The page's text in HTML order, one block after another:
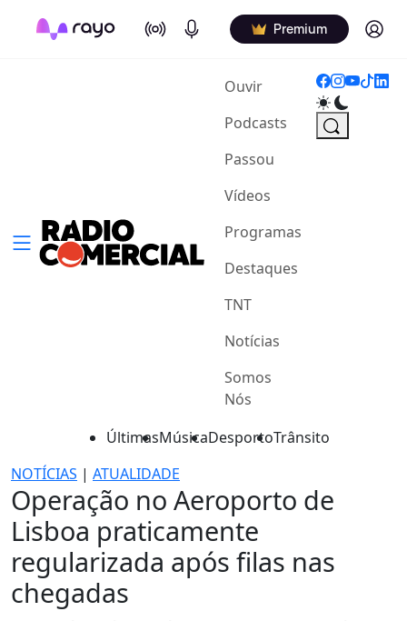
On Air Podcasts Premium Log in
Ouvir(current)
Podcasts
Passou
Vídeos
Programas
Destaques
TNT
Notícias
Somos
Nós
ÚltimasMúsicaDesportoTrânsito
NOTÍCIAS | ATUALIDADE
Operação no Aeroporto de
Lisboa praticamente
regularizada após filas nas
chegadas